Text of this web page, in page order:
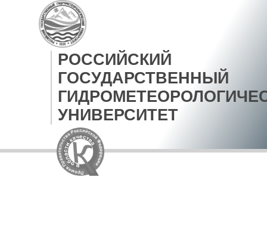
РОССИЙСКИЙ
ГОСУДАРСТВЕННЫЙ
УНИВЕРСИТЕТ